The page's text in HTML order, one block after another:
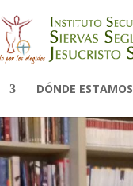
DÓNDE ESTAMOS